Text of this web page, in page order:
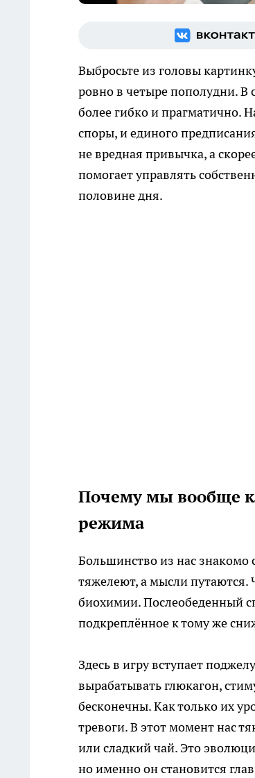
Выбросьте из головы
ровно в четыре пополудни. В
более гибко и прагматично.
споры, и единого
не вредная привычка, а
помогает управлять
половине дня.
Почему мы вообще
режима
Большинство из нас знакомо
тяжелеют, а мысли путаются.
биохимии. Послеобеденный
подкреплённое к тому же
Здесь в игру вступает
вырабатывать глюкагон,
бесконечны. Как только их
тревоги. В этот момент нас
или сладкий чай. Это
но именно он становится